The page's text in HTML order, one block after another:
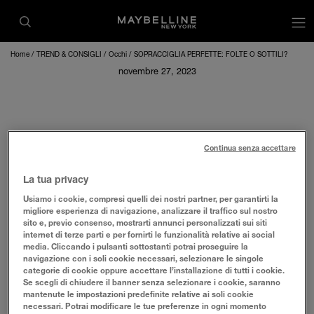
Home TREND & CONSIGLI Occhi SOPRACCIGLIA PERFETTE: FOLTE O SOTTILI?
novembre 27, 2023
SOPRACCIGLIA PERFETTE: FOLTE O
SOTTILI?
Le sopracciglia sono la migliore cornice naturale per gli
occhi, a tal punto da diventare spesso le vere protagoniste
del makeup. Far parte della categoria con belle sopracciglia
naturali, folte e intense, significa cavalcare il trend del
momento senza grande sforzo. Per tutte le altre, invece,
servirà qualche minuto in più per il trucco la mattina, ma
esistonoprodottiche sanno dare risultati più che
naturali con poche e semplici mosse.
La tua privacy
Usiamo i cookie, compresi quelli dei nostri partner, per garantirti la
migliore esperienza di navigazione, analizzare il traffico sul nostro
sito e, previo consenso, mostrarti annunci personalizzati sui siti
internet di terze parti e per fornirti le funzionalità relative ai social
media. Cliccando i pulsanti sottostanti potrai proseguire la
navigazione con i soli cookie necessari, selezionare le singole
categorie di cookie oppure accettare l’installazione di tutti i cookie.
Se scegli di chiudere il banner senza selezionare i cookie, saranno
mantenute le impostazioni predefinite relative ai soli cookie
necessari. Potrai modificare le tue preferenze in ogni momento
Continua senza accettare